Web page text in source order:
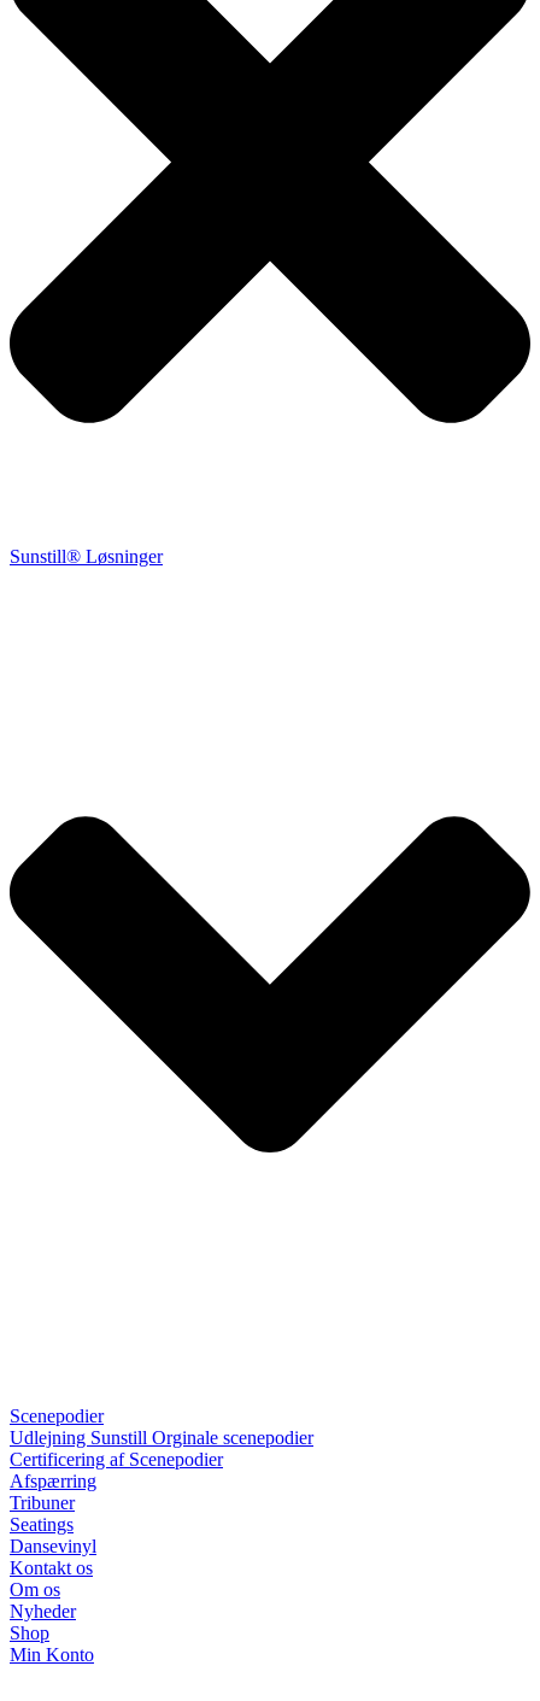
Sunstill® Løsninger
Scenepodier
Udlejning Sunstill Orginale scenepodier
Certificering af Scenepodier
Afspærring
Tribuner
Seatings
Dansevinyl
Kontakt os
Om os
Nyheder
Shop
Min Konto